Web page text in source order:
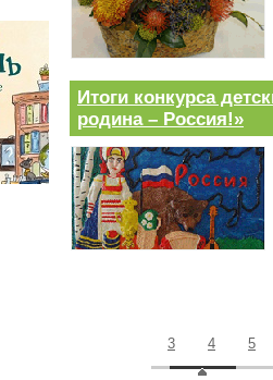
Итоги конкурса
родина – Россия!»
3 4 5